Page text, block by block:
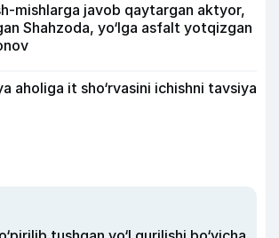
mishlarga javob qaytargan aktyor,
Shahzoda, yo‘lga asfalt yotqizgan
aholiga it sho‘rvasini ichishni tavsiya